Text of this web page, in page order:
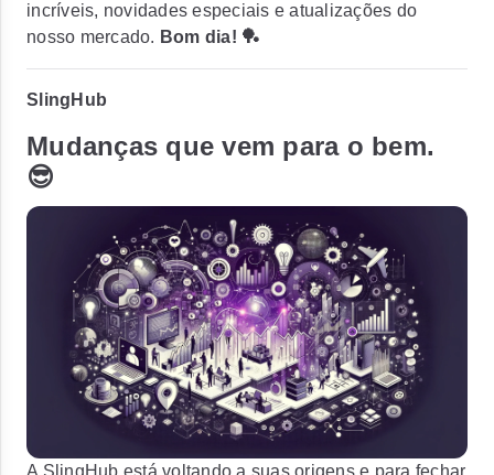
incríveis, novidades especiais e atualizações do
nosso mercado. Bom dia! 🏓
SlingHub
Mudanças que vem para o bem.
😎
A SlingHub está voltando a suas origens e para fechar